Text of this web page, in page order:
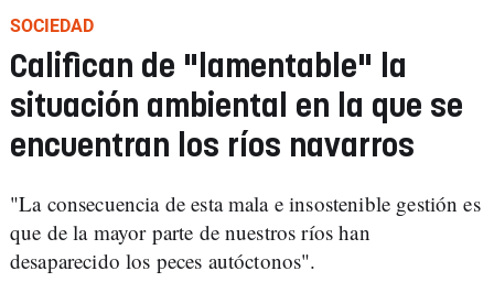
SOCIEDAD
Califican de "lamentable" la
situación ambiental en la que se
encuentran los ríos navarros
"La consecuencia de esta mala e insostenible gestión es
que de la mayor parte de nuestros ríos han
desaparecido los peces autóctonos".